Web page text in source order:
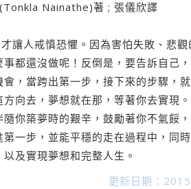
Nainathe)著 ; 張儀欣譯
讓人戒慎恐懼。因為害怕失敗、悲
都還沒做呢！反倒是，要告訴自己
，當跨出第一步，接下來的步驟，
向去，夢想就在那，等著你去實現
你築夢時的艱辛，鼓勵著你不氣餒
一步，並能平穩的走在過程中，同
及實現夢想和完整人生。
更新日期：